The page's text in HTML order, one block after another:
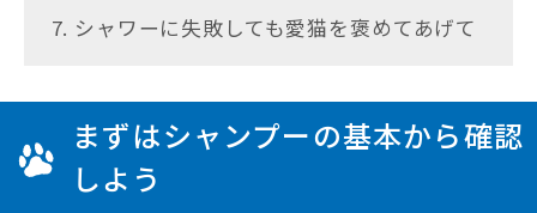
7. シャワーに失敗しても愛猫を褒めてあげて
まずはシャンプーの基本から確認
しよう